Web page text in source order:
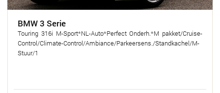
BMW 3 Serie
Touring 316i M-Sport*NL-Auto*Perfect Onderh.*M pakket/Cruise-
Control/Climate-Control/Ambiance/Parkeersens./Standkachel/M-
Stuur/1